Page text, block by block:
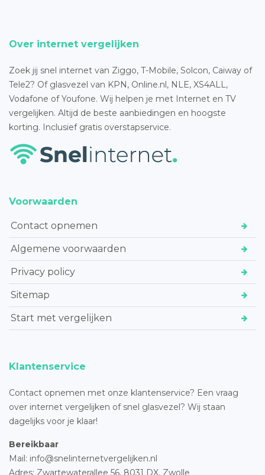
Over internet vergelijken
Zoek jij snel internet van Ziggo, T-Mobile, Solcon, Caiway of
Tele2? Of glasvezel van KPN, Online.nl, NLE, XS4ALL,
Vodafone of Youfone. Wij helpen je met Internet en TV
vergelijken. Altijd de beste aanbiedingen en hoogste
korting. Inclusief gratis overstapservice.
Voorwaarden
Contact opnemen
Algemene voorwaarden
Privacy policy
Sitemap
Start met vergelijken
Klantenservice
Contact opnemen met onze klantenservice? Een vraag
over internet vergelijken of snel glasvezel? Wij staan
dagelijks voor je klaar!
Bereikbaar
Mail: info@snelinternetvergelijken.nl
Adres: Zwartewaterallee 56, 8031 DX, Zwolle